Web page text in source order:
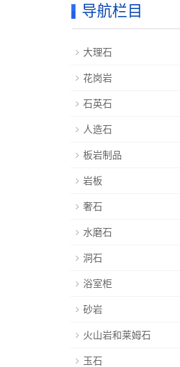
导航栏目
大理石
花岗岩
石英石
人造石
板岩制品
岩板
奢石
水磨石
洞石
浴室柜
砂岩
火山岩和莱姆石
玉石